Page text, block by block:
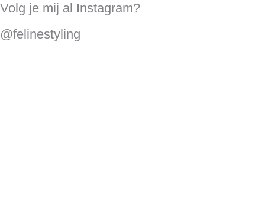
Volg je mij al Instagram?
@felinestyling